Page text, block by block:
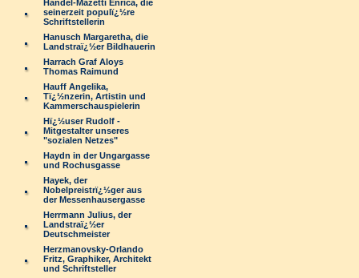
Handel-Mazetti Enrica, die
seinerzeit populï¿½re
Schriftstellerin
Hanusch Margaretha, die
Landstraï¿½er Bildhauerin
Harrach Graf Aloys
Thomas Raimund
Hauff Angelika,
Tï¿½nzerin, Artistin und
Kammerschauspielerin
Hï¿½user Rudolf -
Mitgestalter unseres
"sozialen Netzes"
Haydn in der Ungargasse
und Rochusgasse
Hayek, der
Nobelpreistrï¿½ger aus
der Messenhausergasse
Herrmann Julius, der
Landstraï¿½er
Deutschmeister
Herzmanovsky-Orlando
Fritz, Graphiker, Architekt
und Schriftsteller